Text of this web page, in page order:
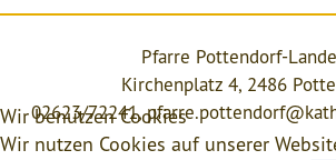
Pfarre Pottendorf-
Kirchenplatz 4, 2486
02623/72241,
Wir benutzen Cookies
Wir nutzen Cookies auf unserer